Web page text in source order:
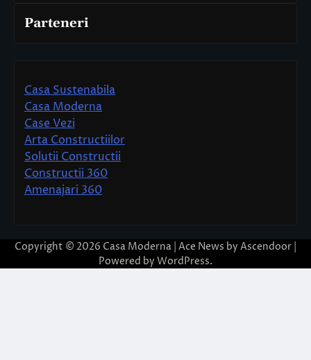
Parteneri
Casa Sustenabila
Casa Moderna
Case Vezi
Arta Constructiilor
Solutii Constructii
Constructii 360
Amenajari 360
Copyright © 2026 Casa Moderna | Ace News by Ascendoor
Powered by WordPress.